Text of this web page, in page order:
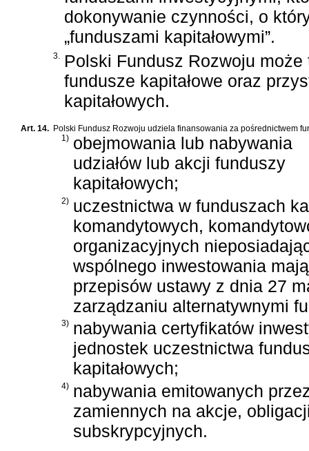
dokonywanie czynności, o
„funduszami kapitałowymi”.
3. Polski Fundusz Rozwoju może
fundusze kapitałowe oraz
kapitałowych.
Art. 14. Polski Fundusz Rozwoju udziela finansowania za pośrednictwem
1) obejmowania lub nabywania
udziałów lub akcji funduszy
kapitałowych;
2) uczestnictwa w funduszach
komandytowych,
organizacyjnych
wspólnego inwestowania
przepisów ustawy z dnia 27
zarządzaniu alternatywnymi
3) nabywania certyfikatów
jednostek uczestnictwa
kapitałowych;
4) nabywania emitowanych
zamiennych na akcje,
subskrypcyjnych.